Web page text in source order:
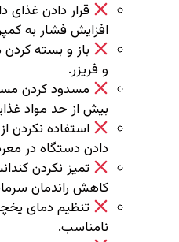
قرار دادن
افزایش فشار به
باز و بسته
و فریزر.
مسدود کردن
بیش از حد مواد
استفاده نکردن
دادن دستگاه در
تمیز نکردن
کاهش راندمان
تنظیم دمای
نامناسب.